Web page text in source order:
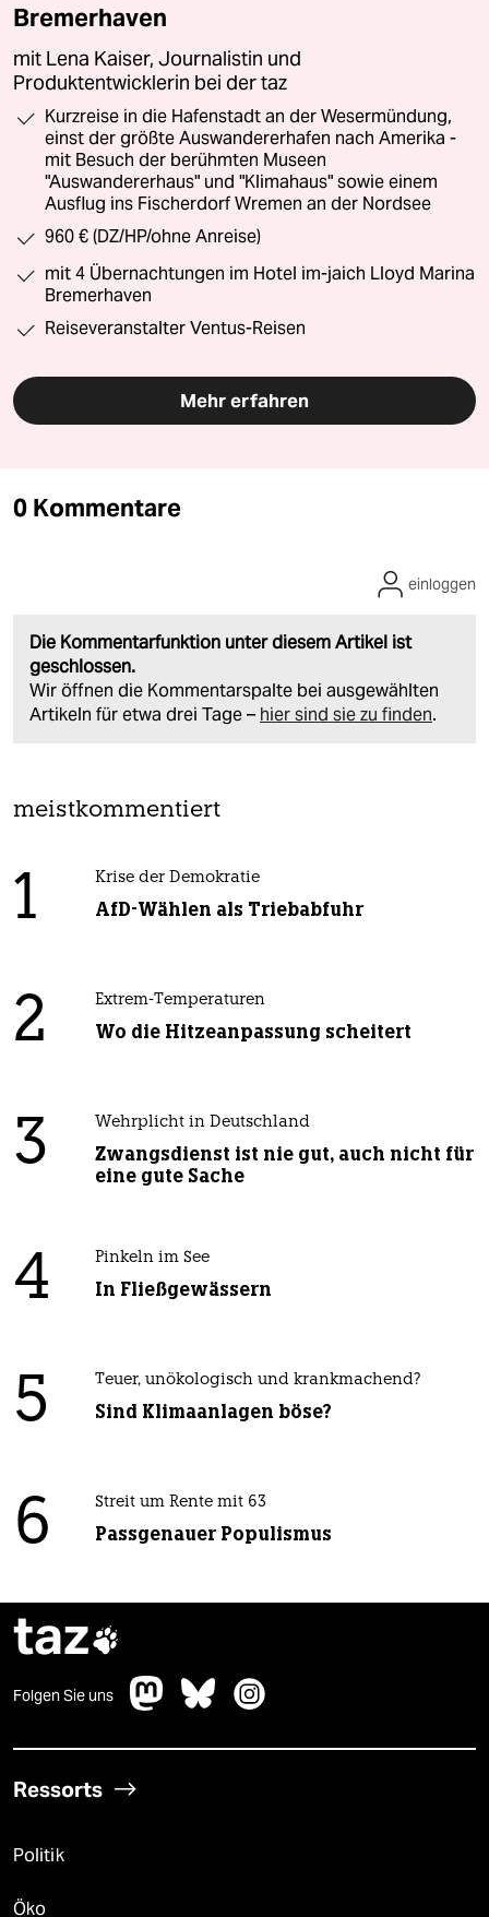
Bremerhaven
mit Lena Kaiser, Journalistin und
Produktentwicklerin bei der taz
Kurzreise in die Hafenstadt an der Wesermündung,
einst der größte Auswandererhafen nach Amerika -
mit Besuch der berühmten Museen
"Auswandererhaus" und "Klimahaus" sowie einem
Ausflug ins Fischerdorf Wremen an der Nordsee
960 € (DZ/HP/ohne Anreise)
mit 4 Übernachtungen im Hotel im-jaich Lloyd Marina
Bremerhaven
Reiseveranstalter Ventus-Reisen
Mehr erfahren
0 Kommentare
Die Kommentarfunktion unter diesem Artikel ist
geschlossen.
Wir öffnen die Kommentarspalte bei ausgewählten
Artikeln für etwa drei Tage – hier sind sie zu finden.
einloggen
meistkommentiert
1 Krise der Demokratie
AfD-Wählen als Triebabfuhr
2 Extrem-Temperaturen
Wo die Hitzeanpassung scheitert
3 Wehrplicht in Deutschland
Zwangsdienst ist nie gut, auch nicht für
eine gute Sache
4 Pinkeln im See
In Fließgewässern
5 Teuer, unökologisch und krankmachend?
Sind Klimaanlagen böse?
6 Streit um Rente mit 63
Passgenauer Populismus
taz
Folgen Sie uns
Ressorts
Politik
Öko